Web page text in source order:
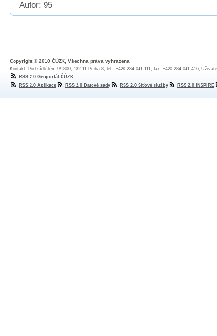
Autor: 95
Copyright © 2010 ČÚZK, Všechna práva vyhrazena
Kontakt: Pod sídlištěm 9/1800, 182 11 Praha 8, tel.: +420 284 041 111, fax: +420 284 041 416,
RSS 2.0 Geoportál ČÚZK
RSS 2.0 Aplikace
RSS 2.0 Datové sady RSS 2.0 Síťové služby RSS 2.0 INSPIRE